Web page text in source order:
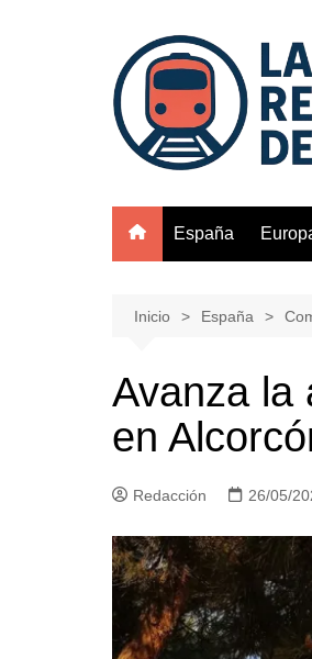
España
Inicio España
Avanza la
en
Redacción 26/05/